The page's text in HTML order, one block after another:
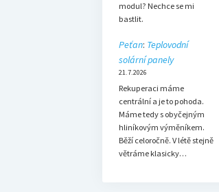
modul? Nechce se mi
bastlit.
Peťan: Teplovodní
solární panely
21.7.2026
Rekuperaci máme
centrální a je to pohoda.
Máme tedy s obyčejným
hliníkovým výměníkem.
Běží celoročně. V létě stejně
větráme klasicky…